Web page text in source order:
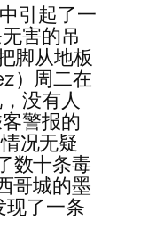
引起了一
害的吊
脚从地板
）周二在
没有人
警报的
况无疑
数十条毒
哥城的墨
现了一条